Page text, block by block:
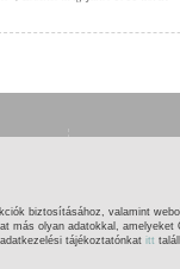
biztosításához, valamint
más olyan adatokkal,
tájékoztatónkat itt